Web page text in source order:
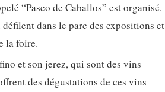
“Paseo de Caballos” est organisé.
dans le parc des expositions et
la foire.
et son jerez, qui sont des vins
des dégustations de ces vins